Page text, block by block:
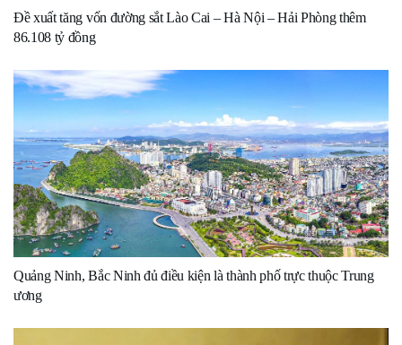
Đề xuất tăng vốn đường sắt Lào Cai – Hà Nội – Hải Phòng thêm
86.108 tỷ đồng
Quảng Ninh, Bắc Ninh đủ điều kiện là thành phố trực thuộc Trung
ương